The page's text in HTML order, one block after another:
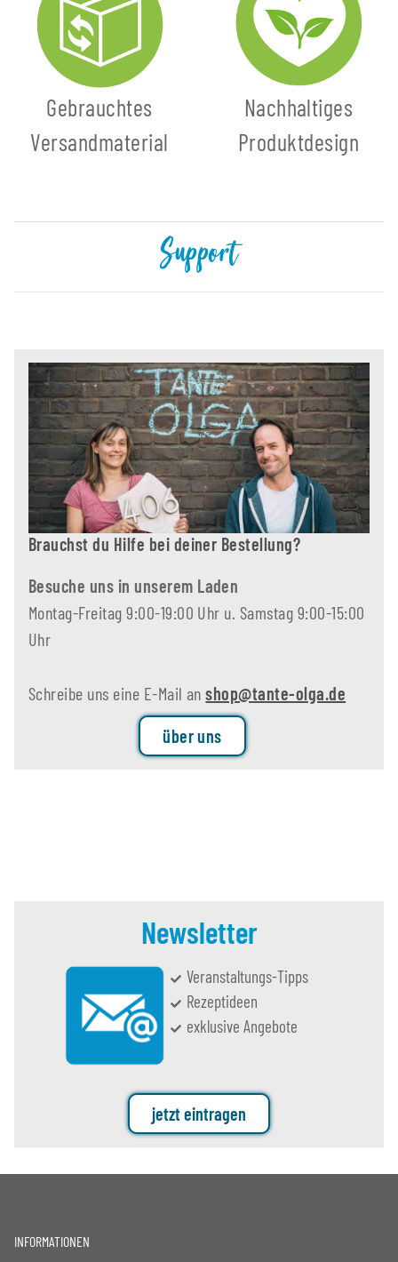
Gebrauchtes
Versandmaterial
Nachhaltiges
Produktdesign
Support
Brauchst du Hilfe bei deiner Bestellung?
Besuche uns in unserem Laden
Montag-Freitag 9:00-19:00 Uhr u. Samstag 9:00-15:00
Uhr
Schreibe uns eine E-Mail anshop@tante-olga.de
über uns
Newsletter
Veranstaltungs-Tipps
Rezeptideen
exklusive Angebote
jetzt eintragen
INFORMATIONEN